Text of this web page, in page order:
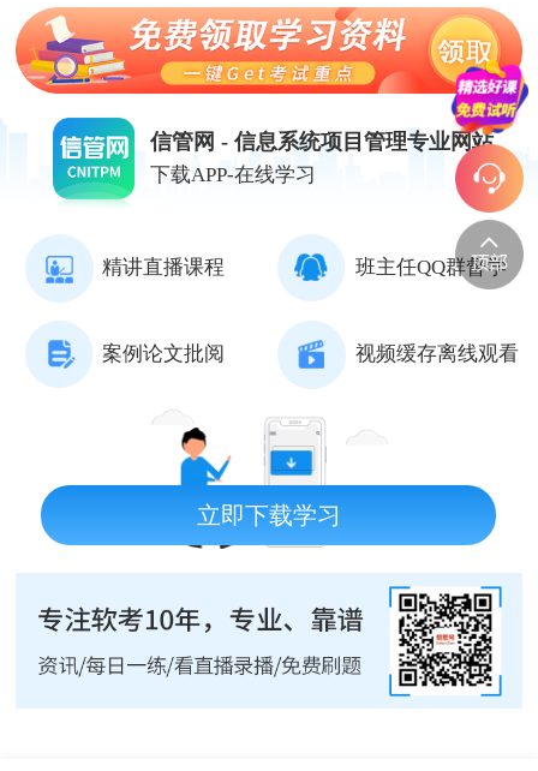
信管网 - 信息系统项目管理专业网站
下载APP-在线学习
精讲直播课程 班主任QQ群督学
案例论文批阅 视频缓存离线观看
立即下载学习